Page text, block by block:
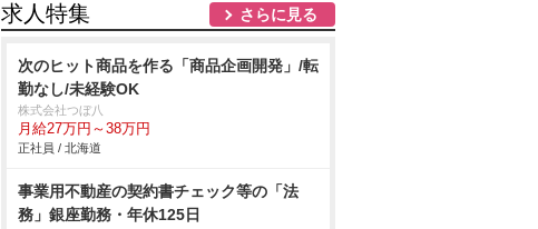
求人特集 さらに見る
次のヒット商品を作る「商品企画開発」/転
勤なし/未経験OK
株式会社つぼ八
月給27万円～38万円
正社員 / 北海道
事業用不動産の契約書チェック等の「法
務」銀座勤務・年休125日